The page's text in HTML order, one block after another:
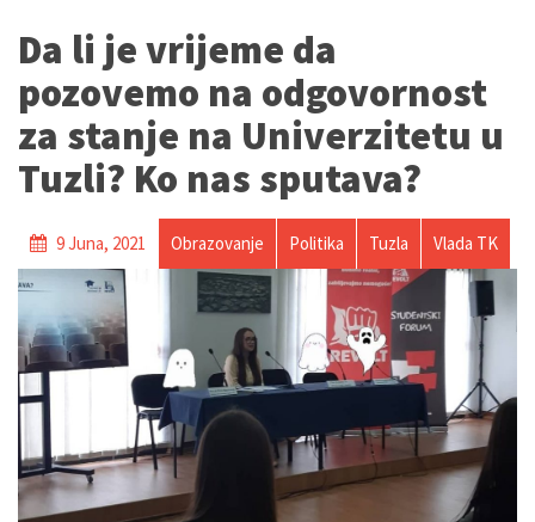
Da li je vrijeme da
pozovemo na odgovornost
za stanje na Univerzitetu u
Tuzli? Ko nas sputava?
9 Juna, 2021 Obrazovanje Politika Tuzla Vlada TK